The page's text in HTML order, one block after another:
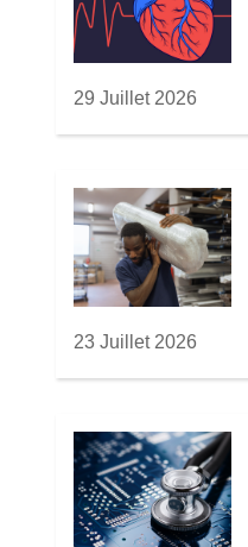
u
v
e
l
f
e
n
ê
t
e
)
29 Juillet 2026
23 Juillet 2026